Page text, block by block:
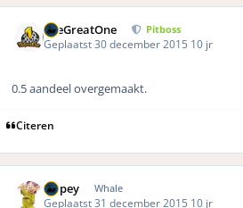
TheGreatOne Pitboss
Geplaatst30 december 2015 10 jr
0.5 aandeel overgemaakt.
Citeren
Dopey Whale
Geplaatst31 december 2015 10 jr